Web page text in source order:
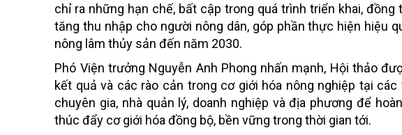
chỉ ra những hạn chế, bất cập trong quá trình triển khai,
tăng thu nhập cho người nông dân, góp phần thực hiện hiệu
nông lâm thủy sản đến năm 2030.
Phó Viện trưởng Nguyễn Anh Phong nhấn mạnh, Hội thảo
kết quả và các rào cản trong cơ giới hóa nông nghiệp tại
chuyên gia, nhà quản lý, doanh nghiệp và địa phương để
thúc đẩy cơ giới hóa đồng bộ, bền vững trong thời gian tới.